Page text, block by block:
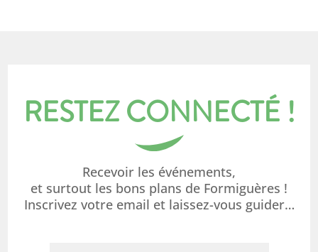
RESTEZ CONNECTÉ !
Recevoir les événements,
et surtout les bons plans de Formiguères !
Inscrivez votre email et laissez-vous guider…